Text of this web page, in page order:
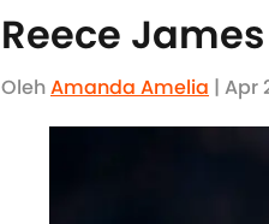
Reece
OlehAmanda Amelia | Apr